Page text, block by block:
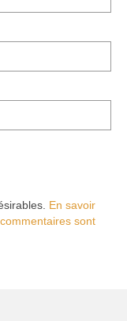
En savoir
sont